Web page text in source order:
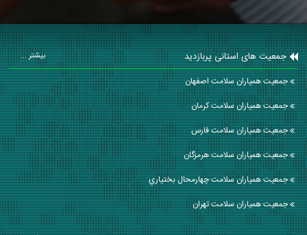
جمعیت های استانی پربازدید بیشتر ...
جمعیت همیاران سلامت اصفهان
جمعیت همیاران سلامت كرمان
جمعیت همیاران سلامت فارس
جمعیت همیاران سلامت هرمزگان
جمعیت همیاران سلامت چهارمحال بختياري
جمعیت همیاران سلامت تهران